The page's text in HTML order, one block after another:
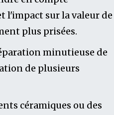
l'impact sur la valeur de
plus prisées.
minutieuse de
de plusieurs
céramiques ou des